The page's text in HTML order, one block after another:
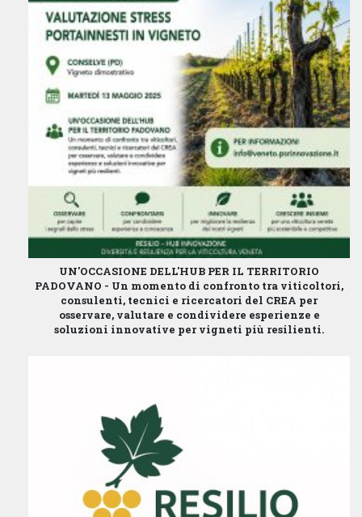
UN'OCCASIONE DELL'HUB PER IL TERRITORIO
PADOVANO - Un momento di confronto tra viticoltori,
consulenti, tecnici e ricercatori del CREA per
osservare, valutare e condividere esperienze e
soluzioni innovative per vigneti più resilienti.